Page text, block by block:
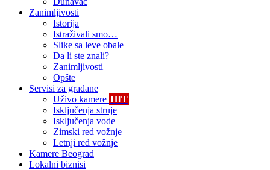
Zanimljivosti
Istorija
Istraživali smo…
Slike sa leve obale
Da li ste znali?
Zanimljivosti
Opšte
Servisi za građane
Uživo kamere HIT
Isključenja struje
Isključenja vode
Zimski red vožnje
Letnji red vožnje
Kamere Beograd
Lokalni biznisi